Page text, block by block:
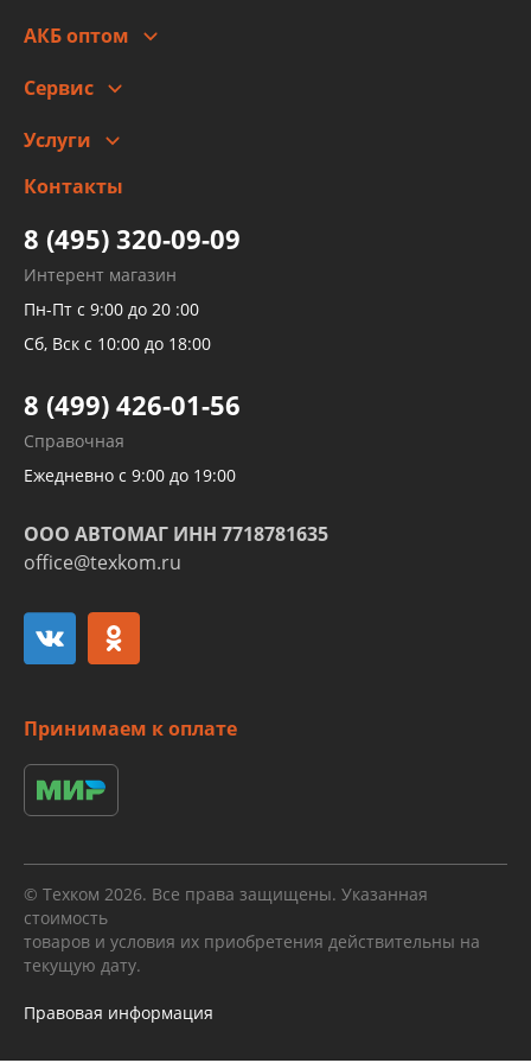
Гарантии и возврат
АКБ оптом
Сервис
Заправка кондиционера авто
Детейлинг
Услуги
высокого давления
Тормозных трубок
Рукавов гидроусилителей
Рукавов компрессоров и турбин
Трубок кондиционеров
Развертка пайка медных стальных
алюминиевых трубок и штуцеров
Контакты
8 (495) 320-09-09
Интерент магазин
Пн-Пт с 9:00 до 20 :00
Сб, Вск с 10:00 до 18:00
8 (499) 426-01-56
Справочная
Ежедневно с 9:00 до 19:00
ООО АВТОМАГ ИНН 7718781635
office@texkom.ru
Принимаем к оплате
© Техком 2026. Все права защищены. Указанная
стоимость
товаров и условия их приобретения действительны на
текущую дату.
Правовая информация